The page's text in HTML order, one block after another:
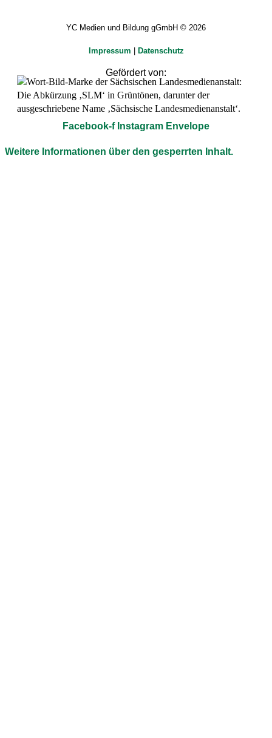
YC Medien und Bildung gGmbH © 2026
Impressum Datenschutz
Gefördert von:
Facebook-f Instagram Envelope
Weitere Informationen über den gesperrten Inhalt.